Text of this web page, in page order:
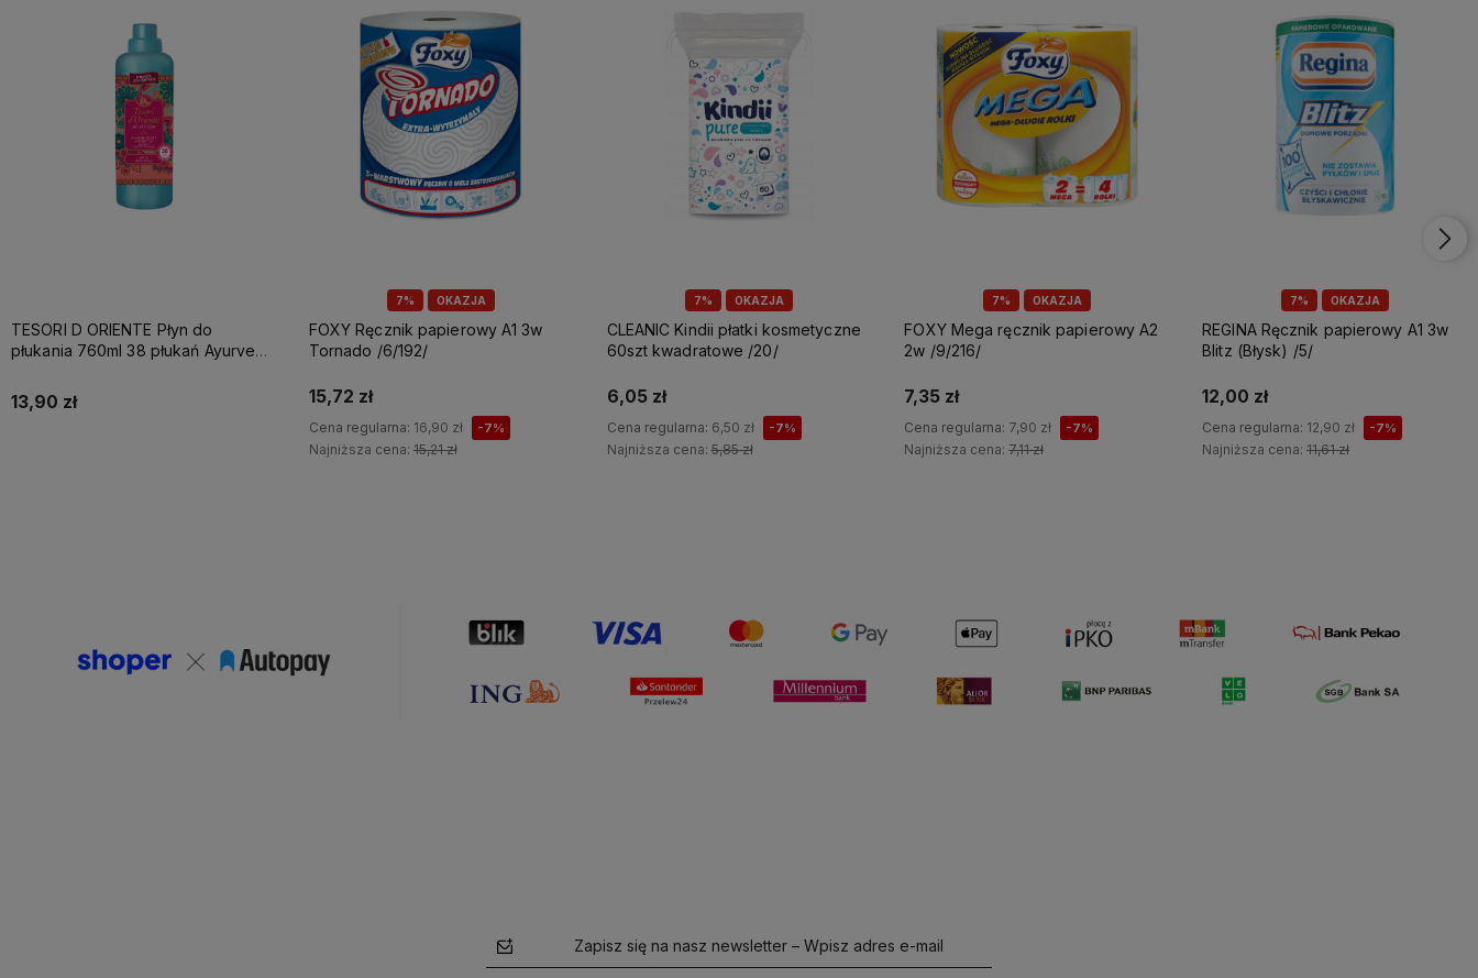
TESORI D ORIENTE Płyn do
płukania 760ml 38 płukań Ayurveda
13,90 zł
7% OKAZJA
FOXY Ręcznik papierowy A1 3w
Tornado /6/192/
15,72 zł
Cena regularna: 16,90 zł -7%
Najniższa cena: 15,21 zł
7% OKAZJA
CLEANIC Kindii płatki kosmetyczne
60szt kwadratowe /20/
6,05 zł
Cena regularna: 6,50 zł -7%
Najniższa cena:5,85 zł
7% OKAZJA
FOXY Mega ręcznik papierowy A2
2w /9/216/
7,35 zł
Cena regularna: 7,90 zł -7%
Najniższa cena:7,11 zł
7% OKAZJA
REGINA Ręcznik papierowy A1 3w
Blitz (Błysk) /5/
12,00 zł
Cena regularna: 12,90 zł -7%
Najniższa cena:11,61 zł
Zapisz się na nasz newsletter – Wpisz adres e-mail